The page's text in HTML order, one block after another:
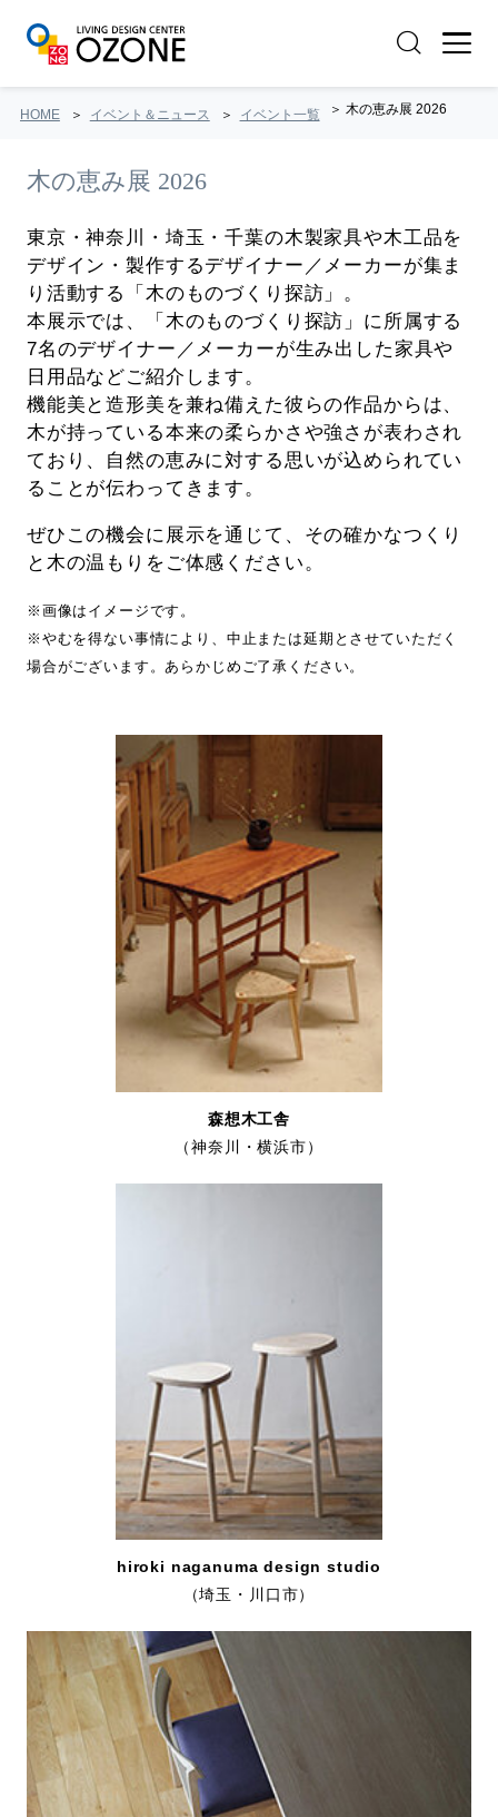
HOME イベント＆ニュース イベント一覧 木の恵み展 2026
木の恵み展 2026
東京・神奈川・埼玉・千葉の木製家具や木工品を
デザイン・製作するデザイナー／メーカーが集ま
り活動する「木のものづくり探訪」。
本展示では、「木のものづくり探訪」に所属する
7名のデザイナー／メーカーが生み出した家具や
日用品などご紹介します。
機能美と造形美を兼ね備えた彼らの作品からは、
木が持っている本来の柔らかさや強さが表わされ
ており、自然の恵みに対する思いが込められてい
ることが伝わってきます。
ぜひこの機会に展示を通じて、その確かなつくり
と木の温もりをご体感ください。
※画像はイメージです。
※やむを得ない事情により、中止または延期とさせていただく
場合がございます。あらかじめご了承ください。
森想木工舎
（神奈川・横浜市）
hiroki naganuma design studio
（埼玉・川口市）